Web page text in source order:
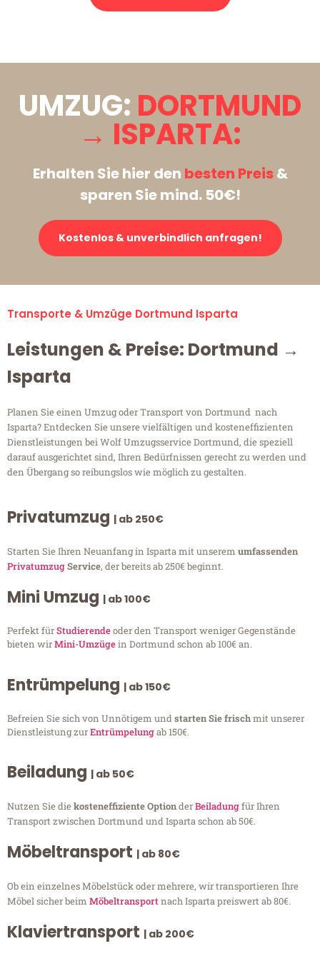
UMZUG: DORTMUND
→ ISPARTA:
Erhalten Sie hier den besten Preis&
sparen Sie mind. 50€!
Kostenlos & unverbindlich anfragen!
Transporte & Umzüge Dortmund Isparta
Leistungen & Preise: Dortmund →
Isparta
Planen Sie einen Umzug oder Transport von Dortmund nach
Isparta? Entdecken Sie unsere vielfältigen und kosteneffizienten
Dienstleistungen bei Wolf Umzugsservice Dortmund, die speziell
darauf ausgerichtet sind, Ihren Bedürfnissen gerecht zu werden und
den Übergang so reibungslos wie möglich zu gestalten.
Privatumzug | ab 250€
Starten Sie Ihren Neuanfang in Isparta mit unserem umfassenden
PrivatumzugService, der bereits ab 250€ beginnt.
Mini Umzug | ab 100€
Perfekt fürStudierendeoder den Transport weniger Gegenstände
bieten wirMini-Umzügein Dortmund schon ab 100€ an.
Entrümpelung | ab 150€
Befreien Sie sich von Unnötigem undstarten Sie frischmit unserer
Dienstleistung zurEntrümpelungab 150€.
Beiladung | ab 50€
Nutzen Sie diekosteneffiziente OptionderBeiladungfür Ihren
Transport zwischen Dortmund und Isparta schon ab 50€.
Möbeltransport | ab 80€
Ob ein einzelnes Möbelstück oder mehrere, wir transportieren Ihre
Möbel sicher beim Möbeltransportnach Isparta preiswert ab 80€.
Klaviertransport | ab 200€